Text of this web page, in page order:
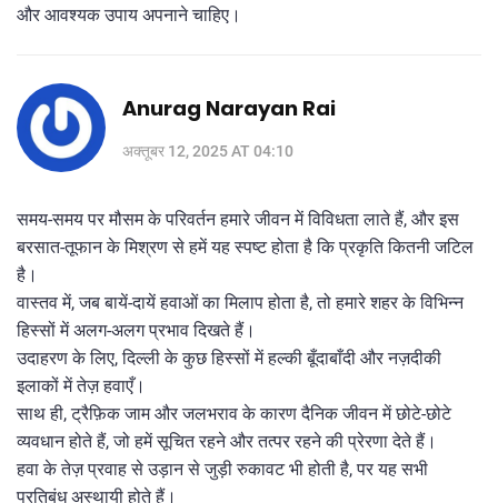
और आवश्यक उपाय अपनाने चाहिए।
Anurag Narayan Rai
अक्तूबर 12, 2025 AT 04:10
समय‑समय पर मौसम के परिवर्तन हमारे जीवन में विविधता लाते हैं, और इस
बरसात‑तूफान के मिश्रण से हमें यह स्पष्ट होता है कि प्रकृति कितनी जटिल
है।
वास्तव में, जब बायें‑दायें हवाओं का मिलाप होता है, तो हमारे शहर के विभिन्न
हिस्सों में अलग‑अलग प्रभाव दिखते हैं।
उदाहरण के लिए, दिल्ली के कुछ हिस्सों में हल्की बूँदाबाँदी और नज़दीकी
इलाकों में तेज़ हवाएँ।
साथ ही, ट्रैफ़िक जाम और जलभराव के कारण दैनिक जीवन में छोटे‑छोटे
व्यवधान होते हैं, जो हमें सूचित रहने और तत्पर रहने की प्रेरणा देते हैं।
हवा के तेज़ प्रवाह से उड़ान से जुड़ी रुकावट भी होती है, पर यह सभी
प्रतिबंध अस्थायी होते हैं।